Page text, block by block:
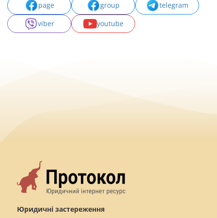
page group
telegram
viber
youtube
Юридичні застереження